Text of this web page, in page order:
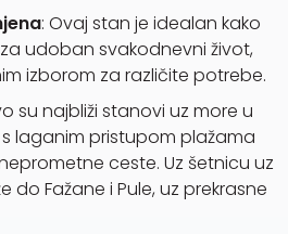
: Ovaj stan je idealan kako
udoban svakodnevni život,
izborom za različite potrebe.
su najbliži stanovi uz more u
laganim pristupom plažama
ceste. Uz šetnicu uz
do Fažane i Pule, uz prekrasne